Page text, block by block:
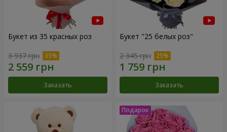
Букет из 35 красных роз
3 937 грн
Заказать
Букет "25 белых роз"
2 345 грн
Заказать